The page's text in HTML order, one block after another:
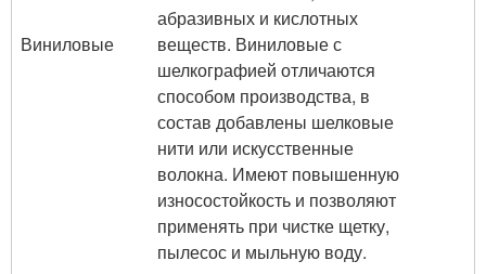
Виниловые
абразивных и кислотных
веществ. Виниловые с
шелкографией отличаются
способом производства, в
состав добавлены шелковые
нити или искусственные
волокна. Имеют повышенную
износостойкость и позволяют
применять при чистке щетку,
пылесос и мыльную воду.